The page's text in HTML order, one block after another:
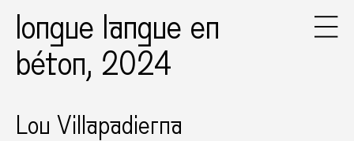
longue langue en
béton, 2024
Lou Villapadierna